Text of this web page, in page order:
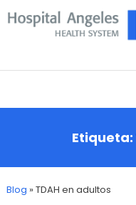
Skip
To
Etiqueta:
Blog »TDAH en adultos